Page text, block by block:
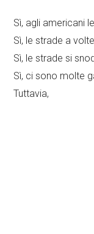
Sì, agli americani
Sì, le strade a
Sì, le strade si
Sì, ci sono molte
Tuttavia,